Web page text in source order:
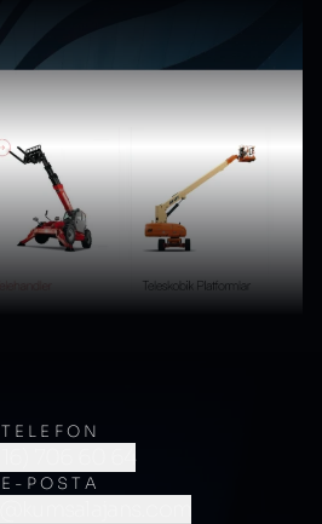
TELEFON
706 60 64
E-POSTA